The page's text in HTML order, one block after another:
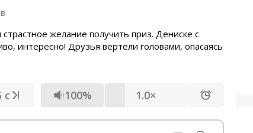
желание получить приз. Дениске с
интересно! Друзья вертели головами, опасаясь
с 100% 1.0×